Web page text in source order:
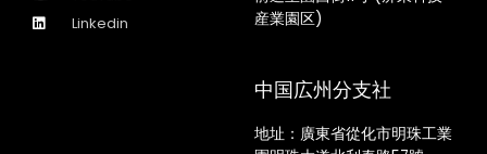
Linkedin
産業園区)
中国広州分支社
地址：廣東省從化市明珠工業